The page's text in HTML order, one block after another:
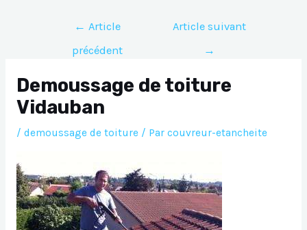
Navigation
l’article
← Article
précédent
Article suivant
→
Demoussage de toiture
Vidauban
/ demoussage de toiture/ Par couvreur-etancheite